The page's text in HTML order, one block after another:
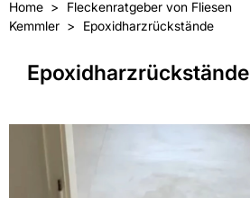
Home
Fleckenratgeber von Fliesen
Kemmler
Epoxidharzrückstände
Epoxidharzrückstände